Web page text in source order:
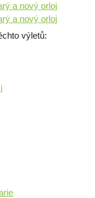
a nový orloj
a nový orloj
výletů: